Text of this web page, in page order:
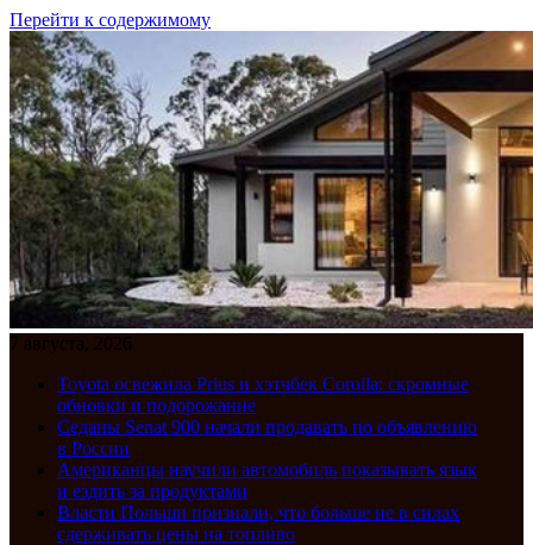
Перейти к содержимому
7 августа, 2026
Toyota освежила Prius и хэтчбек Corolla: скромные
обновки и подорожание
Седаны Senat 900 начали продавать по объявлению
в России
Американцы научили автомобиль показывать язык
и ездить за продуктами
Власти Польши признали, что больше не в силах
сдерживать цены на топливо